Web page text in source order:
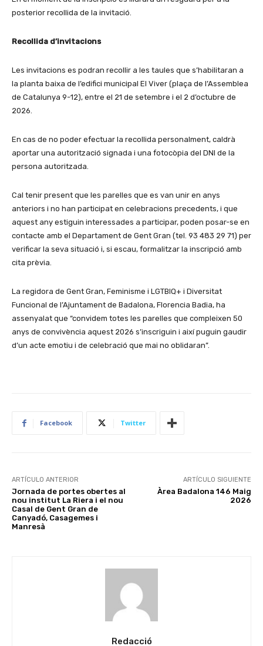
posterior recollida de la invitació.
Recollida d’invitacions
Les invitacions es podran recollir a les taules que s’habilitaran a
la planta baixa de l’edifici municipal El Viver (plaça de l’Assemblea
de Catalunya 9-12), entre el 21 de setembre i el 2 d’octubre de
2026.
En cas de no poder efectuar la recollida personalment, caldrà
aportar una autorització signada i una fotocòpia del DNI de la
persona autoritzada.
Cal tenir present que les parelles que es van unir en anys
anteriors i no han participat en celebracions precedents, i que
aquest any estiguin interessades a participar, poden posar-se en
contacte amb el Departament de Gent Gran (tel. 93 483 29 71) per
verificar la seva situació i, si escau, formalitzar la inscripció amb
cita prèvia.
La regidora de Gent Gran, Feminisme i LGTBIQ+ i Diversitat
Funcional de l’Ajuntament de Badalona, Florencia Badia, ha
assenyalat que “convidem totes les parelles que compleixen 50
anys de convivència aquest 2026 s’inscriguin i així puguin gaudir
d’un acte emotiu i de celebració que mai no oblidaran”.
Facebook Twitter
ARTÍCULO ANTERIOR
Jornada de portes obertes al
nou institut La Riera i el nou
Casal de Gent Gran de
Canyadó, Casagemes i
Manresà
ARTÍCULO SIGUIENTE
Àrea Badalona 146 Maig
2026
Redacció